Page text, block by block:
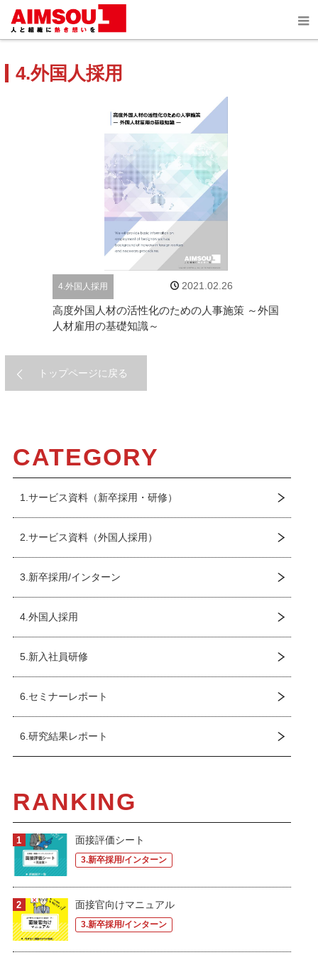
お役立ちコンテンツ
CATEGORY
1.サービス資料（新卒採用・研修）
2.サービス資料（外国人採用）
3.新卒採用/インターン
4.外国人採用
5.新入社員研修
6.セミナーレポート
6.研究結果レポート
RANKING
面接評価シート
3.新卒採用/インターン
面接官向けマニュアル
3.新卒採用/インターン
4.外国人採用
4.外国人採用 2021.02.26
高度外国人材の活性化のための人事施策 ～外国
人材雇用の基礎知識～
トップページに戻る